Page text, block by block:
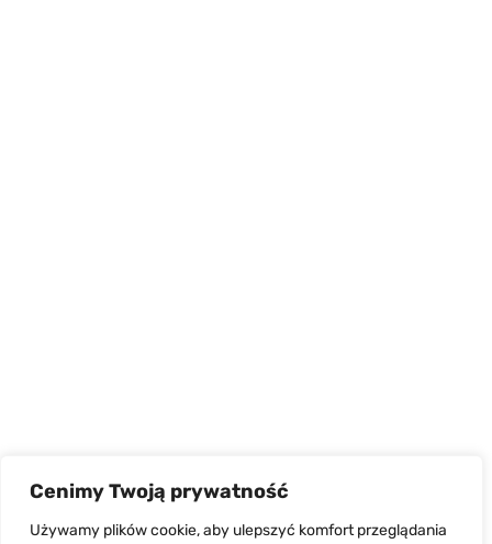
Cenimy Twoją prywatność
Używamy plików cookie, aby ulepszyć komfort przeglądania